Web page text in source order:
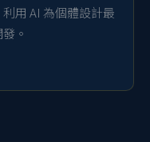
用 AI 為個體設計最
。